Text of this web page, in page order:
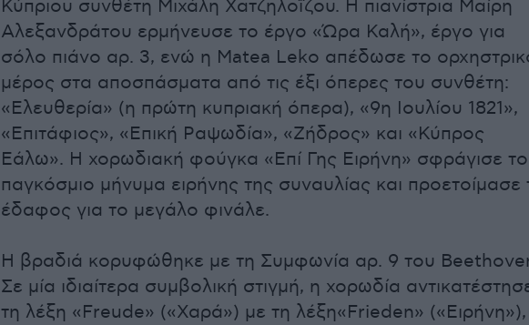
Κύπριου συνθέτη Μιχάλη Χατζηλοΐζου. Η πιανίστρια Μαίρη
Αλεξανδράτου ερμήνευσε το έργο «Ώρα Καλή», έργο για
σόλο πιάνο αρ. 3, ενώ η Matea Leko απέδωσε το
μέρος στα αποσπάσματα από τις έξι όπερες του συνθέτη:
«Ελευθερία» (η πρώτη κυπριακή όπερα), «9η Ιουλίου 1821»,
«Επιτάφιος», «Επική Ραψωδία», «Ζήδρος» και «Κύπρος
Εάλω». Η χορωδιακή φούγκα «Επί Γης Ειρήνη» σφράγισε το
παγκόσμιο μήνυμα ειρήνης της συναυλίας και προετοίμασε
έδαφος για το μεγάλο φινάλε.
Η βραδιά κορυφώθηκε με τη Συμφωνία αρ. 9 του
Σε μία ιδιαίτερα συμβολική στιγμή, η χορωδία
τη λέξη «Freude» («Χαρά») με τη λέξη«Frieden» («Ειρήνη»),